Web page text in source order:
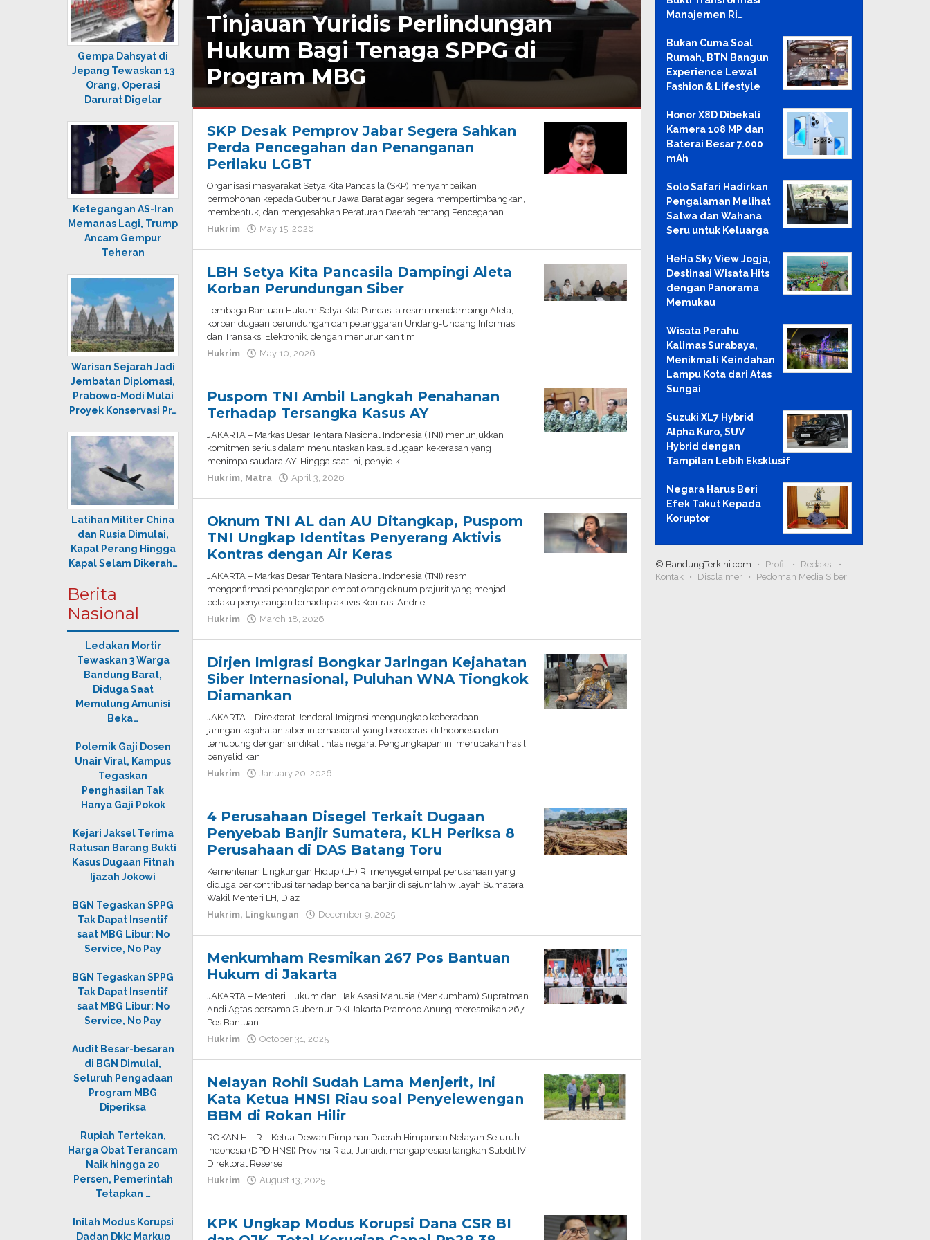
Gempa Dahsyat di
Jepang Tewaskan 13
Orang, Operasi
Darurat Digelar
Ketegangan AS-Iran
Memanas Lagi, Trump
Ancam Gempur
Teheran
Warisan Sejarah Jadi
Jembatan Diplomasi,
Prabowo-Modi Mulai
Proyek Konservasi Pr…
Latihan Militer China
dan Rusia Dimulai,
Kapal Perang Hingga
Kapal Selam Dikerah…
Berita
Nasional
Ledakan Mortir
Tewaskan 3 Warga
Bandung Barat,
Diduga Saat
Memulung Amunisi
Beka…
Polemik Gaji Dosen
Unair Viral, Kampus
Tegaskan
Penghasilan Tak
Hanya Gaji Pokok
Kejari Jaksel Terima
Ratusan Barang Bukti
Kasus Dugaan Fitnah
Ijazah Jokowi
BGN Tegaskan SPPG
Tak Dapat Insentif
saat MBG Libur: No
Service, No Pay
BGN Tegaskan SPPG
Tak Dapat Insentif
saat MBG Libur: No
Service, No Pay
Audit Besar-besaran
di BGN Dimulai,
Seluruh Pengadaan
Program MBG
Diperiksa
Rupiah Tertekan,
Harga Obat Terancam
Naik hingga 20
Persen, Pemerintah
Tetapkan …
Inilah Modus Korupsi
Dadan Dkk: Markup
Tinjauan Yuridis Perlindungan
Hukum Bagi Tenaga SPPG di
Program MBG
July
2026
admin
SKP Desak Pemprov Jabar Segera Sahkan
Perda Pencegahan dan Penanganan
Perilaku LGBT
Organisasi masyarakat Setya Kita Pancasila (SKP) menyampaikan
permohonan kepada Gubernur Jawa Barat agar segera mempertimbangkan,
membentuk, dan mengesahkan Peraturan Daerah tentang Pencegahan
Hukrim
May 15, 2026
LBH Setya Kita Pancasila Dampingi Aleta
Korban Perundungan Siber
Lembaga Bantuan Hukum Setya Kita Pancasila resmi mendampingi Aleta,
korban dugaan perundungan dan pelanggaran Undang-Undang Informasi
dan Transaksi Elektronik, dengan menurunkan tim
Hukrim
May 10, 2026
​Puspom TNI Ambil Langkah Penahanan
Terhadap Tersangka Kasus AY
JAKARTA – Markas Besar Tentara Nasional Indonesia (TNI) menunjukkan
komitmen serius dalam menuntaskan kasus dugaan kekerasan yang
menimpa saudara AY. Hingga saat ini, penyidik
Hukrim, Matra April 3, 2026
Oknum TNI AL dan AU Ditangkap, Puspom
TNI Ungkap Identitas Penyerang Aktivis
Kontras dengan Air Keras
JAKARTA – Markas Besar Tentara Nasional Indonesia (TNI) resmi
mengonfirmasi penangkapan empat orang oknum prajurit yang menjadi
pelaku penyerangan terhadap aktivis Kontras, Andrie
Hukrim
March 18, 2026
Dirjen Imigrasi Bongkar Jaringan Kejahatan
Siber Internasional, Puluhan WNA Tiongkok
Diamankan
JAKARTA – Direktorat Jenderal Imigrasi mengungkap keberadaan
jaringan kejahatan siber internasional yang beroperasi di Indonesia dan
terhubung dengan sindikat lintas negara. Pengungkapan ini merupakan hasil
penyelidikan
Hukrim
January 20, 2026
4 Perusahaan Disegel Terkait Dugaan
Penyebab Banjir Sumatera, KLH Periksa 8
Perusahaan di DAS Batang Toru
Kementerian Lingkungan Hidup (LH) RI menyegel empat perusahaan yang
diduga berkontribusi terhadap bencana banjir di sejumlah wilayah Sumatera.
Wakil Menteri LH, Diaz
Hukrim, Lingkungan December 9, 2025
Menkumham Resmikan 267 Pos Bantuan
Hukum di Jakarta
JAKARTA – Menteri Hukum dan Hak Asasi Manusia (Menkumham) Supratman
Andi Agtas bersama Gubernur DKI Jakarta Pramono Anung meresmikan 267
Pos Bantuan
Hukrim
October 31, 2025
Nelayan Rohil Sudah Lama Menjerit, Ini
Kata Ketua HNSI Riau soal Penyelewengan
BBM di Rokan Hilir
ROKAN HILIR – Ketua Dewan Pimpinan Daerah Himpunan Nelayan Seluruh
Indonesia (DPD HNSI) Provinsi Riau, Junaidi, mengapresiasi langkah Subdit IV
Direktorat Reserse
Hukrim
August 13, 2025
KPK Ungkap Modus Korupsi Dana CSR BI
Manajemen Ri…
Bukan Cuma Soal
Rumah, BTN Bangun
Experience Lewat
Fashion & Lifestyle
Honor X8D Dibekali
Kamera 108 MP dan
Baterai Besar 7.000
mAh
Solo Safari Hadirkan
Pengalaman Melihat
Satwa dan Wahana
Seru untuk Keluarga
HeHa Sky View Jogja,
Destinasi Wisata Hits
dengan Panorama
Memukau
Wisata Perahu
Kalimas Surabaya,
Menikmati Keindahan
Lampu Kota dari Atas
Sungai
Suzuki XL7 Hybrid
Alpha Kuro, SUV
Hybrid dengan
Tampilan Lebih Eksklusif
Negara Harus Beri
Efek Takut Kepada
Koruptor
© BandungTerkini.com Profil
Redaksi
Kontak
Disclaimer Pedoman Media Siber